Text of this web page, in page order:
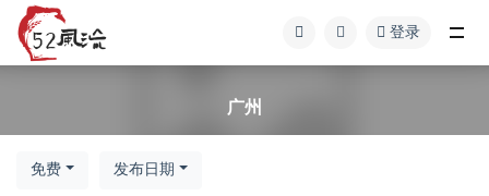
登录
广州
免费 发布日期